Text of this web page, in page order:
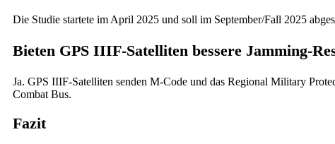
Die Studie startete im April 2025 und soll im September/Fall 2025
Bieten GPS IIIF-Satelliten bessere Jamming-
Ja. GPS IIIF-Satelliten senden M-Code und das Regional Military
Combat Bus.
Fazit